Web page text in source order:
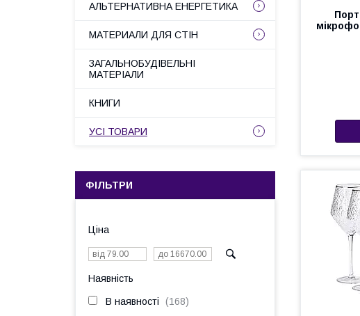
АЛЬТЕРНАТИВНА ЕНЕРГЕТИКА
МАТЕРИАЛИ ДЛЯ СТІН
ЗАГАЛЬНОБУДІВЕЛЬНІ
МАТЕРІАЛИ
КНИГИ
УСІ ТОВАРИ
ФІЛЬТРИ
Ціна
Наявність
В наявності 168